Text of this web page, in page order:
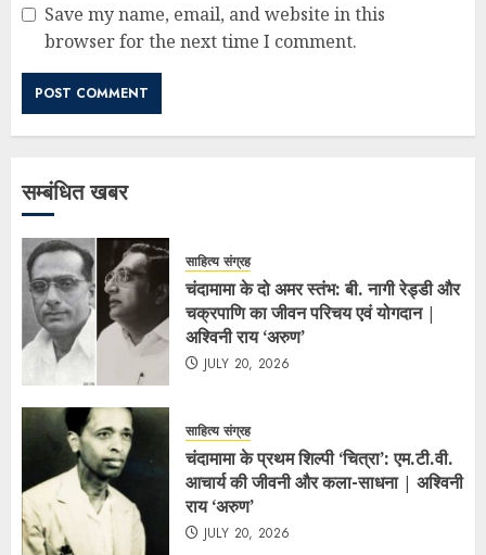
Save my name, email, and website in this
browser for the next time I comment.
सम्बंधित खबर
साहित्य संग्रह
चंदामामा के दो अमर स्तंभ: बी. नागी रेड्डी और
चक्रपाणि का जीवन परिचय एवं योगदान |
अश्विनी राय ‘अरुण’
JULY 20, 2026
साहित्य संग्रह
चंदामामा के प्रथम शिल्पी ‘चित्रा’: एम.टी.वी.
आचार्य की जीवनी और कला-साधना | अश्विनी
राय ‘अरुण’
JULY 20, 2026